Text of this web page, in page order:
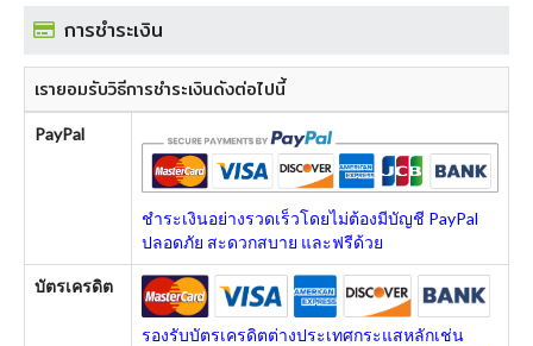
การชำระเงิน
เรายอมรับวิธีการชำระเงินดังต่อไปนี้
PayPal
ชำระเงินอย่างรวดเร็วโดยไม่ต้องมีบัญชี PayPal
ปลอดภัย สะดวกสบาย และฟรีด้วย
บัตรเครดิต
รองรับบัตรเครดิตต่างประเทศกระแสหลักเช่น